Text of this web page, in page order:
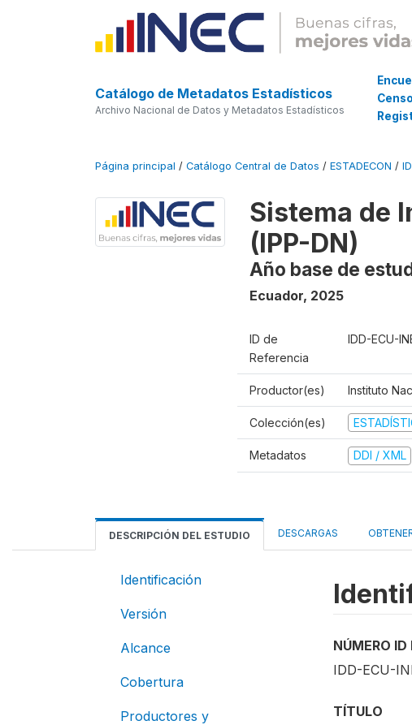
Catálogo de Metadatos Estadísticos
Archivo Nacional de Datos y Metadatos Estadísticos
Página principal / Catálogo Central de Datos / ESTADECON /
Sistema de
(IPP-DN)
Año base de
Ecuador, 2025
ID de
Referencia
IDD-ECU-
Productor(es) Instituto
Colección(es)
Metadatos DDI / XML
DESCRIPCIÓN DEL ESTUDIO DESCARGAS
Identificación
Versión
Alcance
Cobertura
Productores y
NÚMERO
IDD-ECU-
TÍTULO